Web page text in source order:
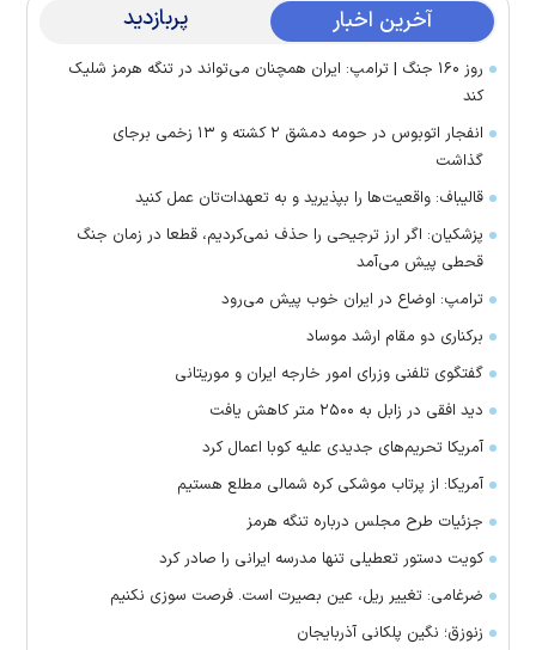
آخرین اخبار پربازدید
روز ۱۶۰ جنگ | ترامپ: ایران همچنان می‌تواند در تنگه هرمز شلیک
کند
انفجار اتوبوس در حومه دمشق ۲ کشته و ۱۳ زخمی برجای
گذاشت
قالیباف: واقعیت‌ها را بپذیرید و به تعهدات‌تان عمل کنید
پزشکیان: اگر ارز ترجیحی را حذف نمی‌کردیم، قطعا در زمان جنگ
قحطی پیش می‌آمد
ترامپ: اوضاع در ایران خوب پیش می‌رود
برکناری دو مقام ارشد موساد
گفتگوی تلفنی وزرای امور خارجه ایران و موریتانی
دید افقی در زابل به ۲۵۰۰ متر کاهش یافت
آمریکا تحریم‌های جدیدی علیه کوبا اعمال کرد
آمریکا: از پرتاب موشکی کره شمالی مطلع هستیم
جزئیات طرح مجلس درباره تنگه هرمز
کویت دستور تعطیلی تنها مدرسه ایرانی را صادر کرد
ضرغامی: تغییر ریل، عین بصیرت است. فرصت سوزی نکنیم
زنوزق؛ نگین پلکانی آذربایجان